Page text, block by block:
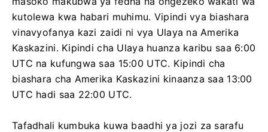
kutolewa kwa habari muhimu. Vipindi vya biashara
vinavyofanya kazi zaidi ni vya Ulaya na Amerika
Kaskazini. Kipindi cha Ulaya huanza karibu saa 6:00
UTC na kufungwa saa 15:00 UTC. Kipindi cha
biashara cha Amerika Kaskazini kinaanza saa 13:00
UTC hadi saa 22:00 UTC.
Tafadhali kumbuka kuwa baadhi ya jozi za sarafu